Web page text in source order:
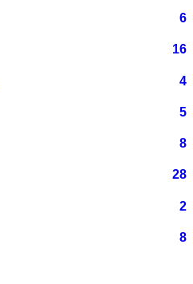
6
16
4
5
8
28
2
8